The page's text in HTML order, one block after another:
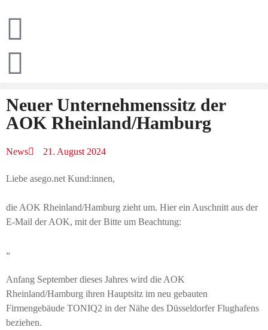
Neuer Unternehmenssitz der
AOK Rheinland/Hamburg
News 21. August 2024
Liebe asego.net Kund:innen,
die AOK Rheinland/Hamburg zieht um. Hier ein Auschnitt aus der
E-Mail der AOK, mit der Bitte um Beachtung:
„
Anfang September dieses Jahres wird die AOK
Rheinland/Hamburg ihren Hauptsitz im neu gebauten
Firmengebäude TONIQ2 in der Nähe des Düsseldorfer Flughafens
beziehen.